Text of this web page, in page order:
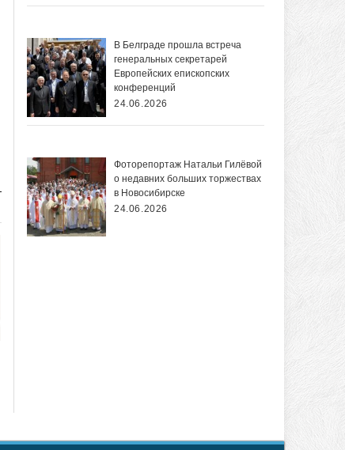
В Белграде прошла встреча
генеральных секретарей
Европейских епископских
конференций
24.06.2026
Фоторепортаж Натальи Гилёвой
о недавних больших торжествах
в Новосибирске
24.06.2026